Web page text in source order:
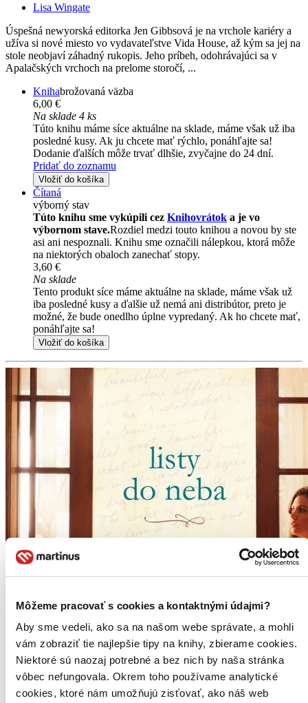
Môžeme pracovať s cookies a kontaktnými údajmi?
Aby sme vedeli, ako sa na našom webe správate, a mohli
vám zobraziť tie najlepšie tipy na knihy, zbierame cookies.
Niektoré sú naozaj potrebné a bez nich by naša stránka
vôbec nefungovala. Okrem toho používame analytické
cookies, ktoré nám umožňujú zisťovať, ako náš web
Lisa Wingate
Úspešná newyorská editorka Jen Gibbsová je na vrchole kariéry a
užíva si nové miesto vo vydavateľstve Vida House, až kým sa jej na
stole neobjaví záhadný rukopis. Jeho príbeh, odohrávajúci sa v
Apalačských vrchoch na prelome storočí, ...
Knihabrožovaná väzba
6,00 €
Na sklade 4 ks
Túto knihu máme síce aktuálne na sklade, máme však už iba
posledné kusy. Ak ju chcete mať rýchlo, ponáhľajte sa!
Dodanie ďalších môže trvať dlhšie, zvyčajne do 24 dní.
Pridať do zoznamu
Vložiť do košíka
Čítaná
výborný stav
Túto knihu sme vykúpili cez Knihovrátok a je vo
výbornom stave.Rozdiel medzi touto knihou a novou by ste
asi ani nespoznali. Knihu sme označili nálepkou, ktorá môže
na niektorých obaloch zanechať stopy.
3,60 €
Na sklade
Tento produkt síce máme aktuálne na sklade, máme však už
iba posledné kusy a ďalšie už nemá ani distribútor, preto je
možné, že bude onedlho úplne vypredaný. Ak ho chcete mať,
ponáhľajte sa!
Vložiť do košíka